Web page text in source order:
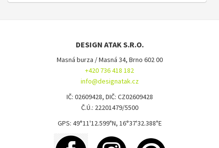
DESIGN ATAK S.R.O.
Masná burza / Masná 34, Brno 602 00
+420 736 418 182
info@designatak.cz
IČ: 02609428, DIČ: CZ02609428
Č.Ú.: 22201479/5500
GPS: 49°11'12.599"N, 16°37'32.388"E